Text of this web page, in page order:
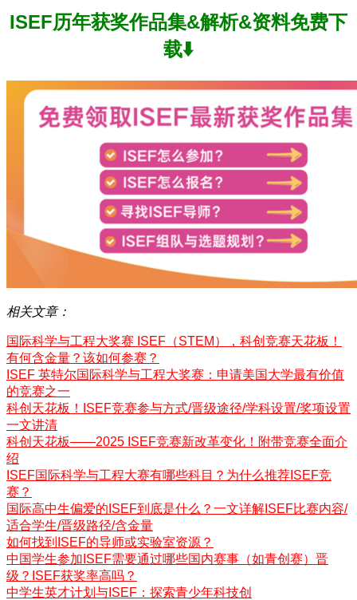
ISEF历年获奖作品集&解析&资料免费下
载⬇️
相关文章：
国际科学与工程大奖赛 ISEF（STEM），科创竞赛天花板！
有何含金量？该如何参赛？
ISEF 英特尔国际科学与工程大奖赛：申请美国大学最有价值
的竞赛之一
科创天花板！ISEF竞赛参与方式/晋级途径/学科设置/奖项设置
一文讲清
科创天花板——2025 ISEF竞赛新改革变化！附带竞赛全面介
绍
ISEF国际科学与工程大赛有哪些科目？为什么推荐ISEF竞
赛？
国际高中生偏爱的ISEF到底是什么？一文详解ISEF比赛内容/
适合学生/晋级路径/含金量
如何找到ISEF的导师或实验室资源？
中国学生参加ISEF需要通过哪些国内赛事（如青创赛）晋
级？ISEF获奖率高吗？
中学生英才计划与ISEF：探索青少年科技创